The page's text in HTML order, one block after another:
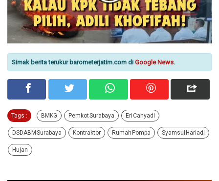
Simak berita terukur barometerjatim.com di Google News.
Tags : BMKG Pemkot Surabaya Eri Cahyadi
DSDABM Surabaya Kontraktor Rumah Pompa Syamsul Hariadi
Hujan